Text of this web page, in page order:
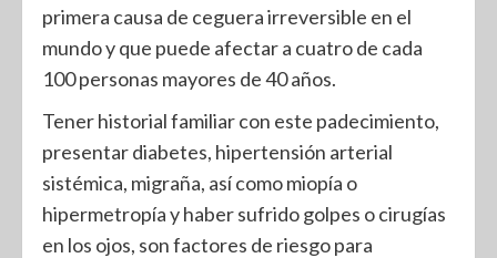
primera causa de ceguera irreversible en el
mundo y que puede afectar a cuatro de cada
100 personas mayores de 40 años.
Tener historial familiar con este padecimiento,
presentar diabetes, hipertensión arterial
sistémica, migraña, así como miopía o
hipermetropía y haber sufrido golpes o cirugías
en los ojos, son factores de riesgo para